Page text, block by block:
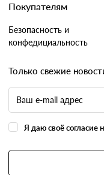
Покупателям
Безопасность и
конфедициальность
Только свежие
Я даю своё согласие